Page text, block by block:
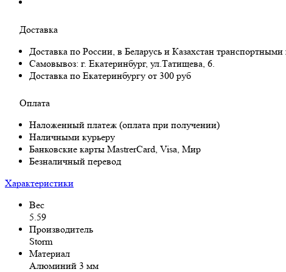
Доставка
Доставка по России, в Беларусь и Казахстан
Самовывоз: г. Екатеринбург, ул.Татищева, 6.
Доставка по Екатеринбургу от 300 руб
Оплата
Наложенный платеж (оплата при получении)
Наличными курьеру
Банковские карты MastrerCard, Visa, Мир
Безналичный перевод
Характеристики
Вес
5.59
Производитель
Storm
Материал
Алюминий 3 мм